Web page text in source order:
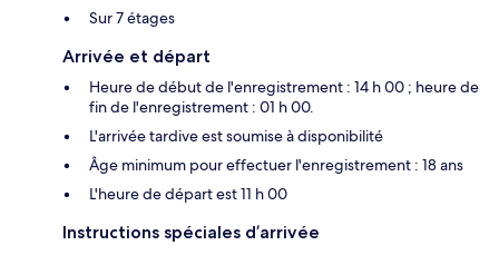
Sur 7 étages
Arrivée et départ
Heure de début de l'enregistrement : 14 h 00 ; heure de
fin de l'enregistrement : 01 h 00.
L'arrivée tardive est soumise à disponibilité
Âge minimum pour effectuer l'enregistrement : 18 ans
L'heure de départ est 11 h 00
Instructions spéciales d’arrivée